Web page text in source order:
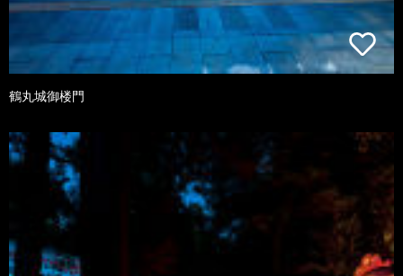
鶴丸城御楼門